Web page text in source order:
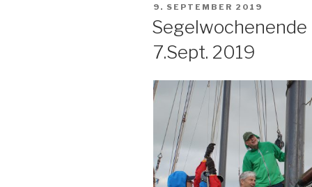
VERÖFFENTLICHT
9. SEPTEMBER 2019
7.Sept. 2019